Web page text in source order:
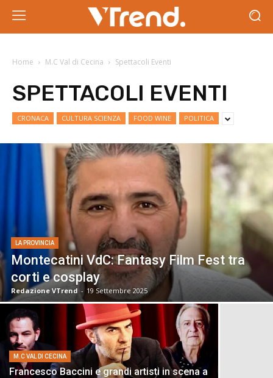
Home M.C Val di Cecina Spettacoli Eventi
SPETTACOLI EVENTI
CRONACA CULTURA SCIENZA FOOD WINE POLITICA
LA PROVINCIA
Montecatini VdC: Fantasy Film Fest tra
corti e cosplay
Redazione VTrend - 19 Settembre 2025
M.C VAL DI CECINA
Francesco Baccini e grandi artisti in scena a